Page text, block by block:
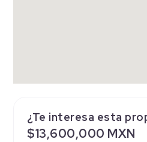
¿Te interesa esta
$13,600,000 MXN